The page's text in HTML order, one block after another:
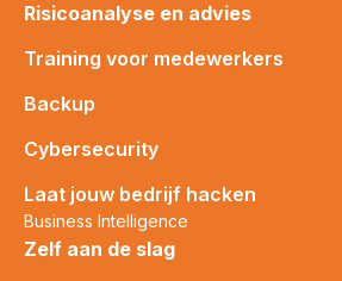
Risicoanalyse en advies
Training voor medewerkers
Backup
Cybersecurity
Laat jouw bedrijf hacken
Business Intelligence
Zelf aan de slag